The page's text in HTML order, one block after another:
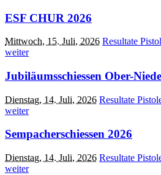
ESF CHUR 2026
Mittwoch, 15. Juli, 2026 Resultate
weiter
Jubiläumsschiessen Ober-
Dienstag, 14. Juli, 2026 Resultate
weiter
Sempacherschiessen 2026
Dienstag, 14. Juli, 2026 Resultate
weiter